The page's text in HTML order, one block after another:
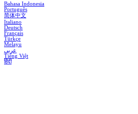
Bahasa Indonesia
Português
简体中文
Italiano
Deutsch
Français
Türkçe
Melayu
عربي
Tiếng Việt
हिंदी